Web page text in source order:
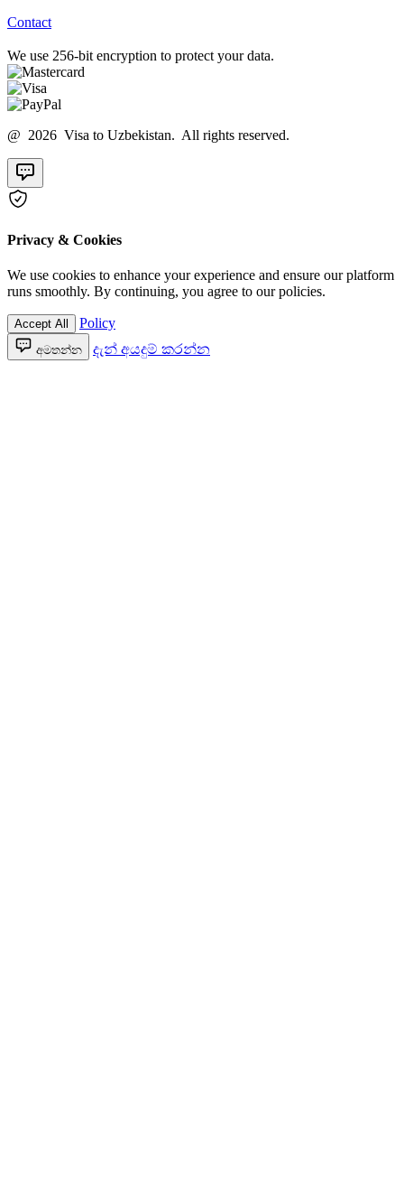
Contact
We use 256-bit encryption to protect your data.
@ 2026 Visa to Uzbekistan. All rights reserved.
Privacy & Cookies
We use cookies to enhance your experience and ensure our platform
runs smoothly. By continuing, you agree to our policies.
Accept All Policy
අමතන්න දැන් අයදුම් කරන්න